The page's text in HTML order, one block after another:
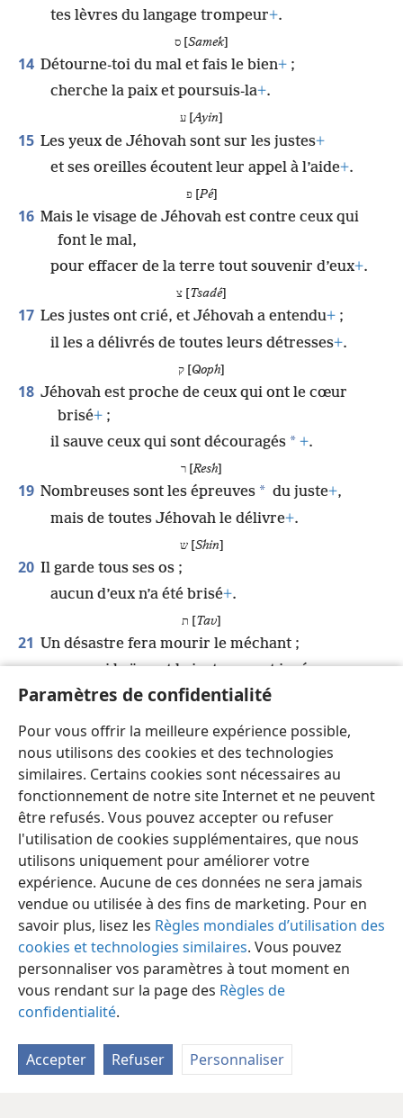
Paramètres de confidentialité
Pour vous offrir la meilleure expérience possible,
nous utilisons des cookies et des technologies
similaires. Certains cookies sont nécessaires au
fonctionnement de notre site Internet et ne peuvent
être refusés. Vous pouvez accepter ou refuser
l'utilisation de cookies supplémentaires, que nous
utilisons uniquement pour améliorer votre
expérience. Aucune de ces données ne sera jamais
vendue ou utilisée à des fins de marketing. Pour en
savoir plus, lisez les Règles mondiales d’utilisation des
cookies et technologies similaires. Vous pouvez
personnaliser vos paramètres à tout moment en
vous rendant sur la page des Règles de
confidentialité.
Accepter Refuser Personnaliser
tes lèvres du langage trompeur+.
Samek]
14 Détourne-toi du mal et fais le bien+ ;
cherche la paix et poursuis-la+.
ע [Ayin
15 Les yeux de Jéhovah sont sur les justes+
et ses oreilles écoutent leur appel à l’aide+.
פ [Pé]
16 Mais le visage de Jéhovah est contre ceux qui
font le mal,
pour effacer de la terre tout souvenir d’eux+.
Tsadé]
17 Les justes ont crié, et Jéhovah a entendu+ ;
il les a délivrés de toutes leurs détresses+.
ק [Qoph]
18 Jéhovah est proche de ceux qui ont le cœur
brisé+ ;
il sauve ceux qui sont découragés * +.
ר [Resh
19 Nombreuses sont les épreuves * du juste+,
mais de toutes Jéhovah le délivre+.
ש [Shin]
20 Il garde tous ses os ;
aucun d’eux n’a été brisé+.
Tav
21 Un désastre fera mourir le méchant ;
ceux qui haïssent le juste seront jugés
coupables.
aucun de ceux qui se réfugient en lui ne sera
jugé coupable+.
Français Partager Préférences
Copyright © 2026 Watch Tower Bible and Tract Society of Pennsylvania
Conditions d’utilisation
Règles de confidentialité
Paramètres de confidentialité
JW.ORG Se connecter